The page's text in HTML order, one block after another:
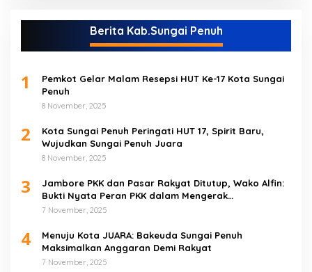
Berita Kab.Sungai Penuh
1
Pemkot Gelar Malam Resepsi HUT Ke-17 Kota Sungai
Penuh
8 November, 2025
2
Kota Sungai Penuh Peringati HUT 17, Spirit Baru,
Wujudkan Sungai Penuh Juara
8 November, 2025
3
Jambore PKK dan Pasar Rakyat Ditutup, Wako Alfin:
Bukti Nyata Peran PKK dalam Mengerak
Perekonomian Masyarakat
7 November, 2025
4
Menuju Kota JUARA: Bakeuda Sungai Penuh
Maksimalkan Anggaran Demi Rakyat
7 November, 2025